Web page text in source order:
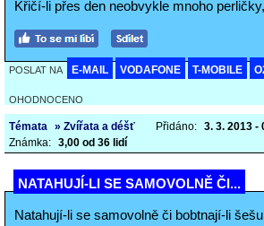
Křičí-li přes den neobvykle mnoho
POSLAT NA E-MAIL VODAFONE T-MOBILE
OHODNOCENO
Témata » Zvířata a déšť Přidáno: 3. 3. 2013 -
Známka: 3,00 od 36 lidí
NATAHUJÍ-LI SE SAMOVOLNĚ ČI...
Natahují-li se samovolně či bobtnají-li